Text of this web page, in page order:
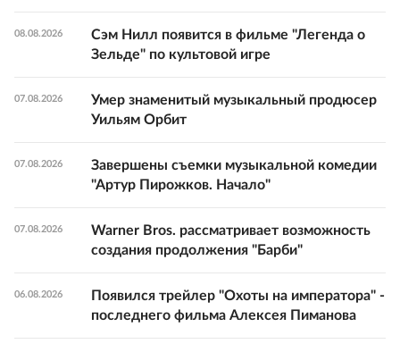
08.08.2026
Сэм Нилл появится в фильме "Легенда о
Зельде" по культовой игре
07.08.2026
Умер знаменитый музыкальный продюсер
Уильям Орбит
07.08.2026
Завершены съемки музыкальной комедии
"Артур Пирожков. Начало"
07.08.2026
Warner Bros. рассматривает возможность
создания продолжения "Барби"
06.08.2026
Появился трейлер "Охоты на императора" -
последнего фильма Алексея Пиманова